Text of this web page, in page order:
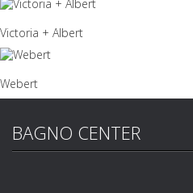
Victoria + Albert
Webert
BAGNO CENTER